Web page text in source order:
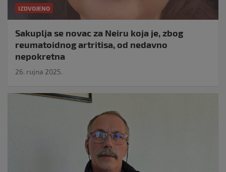
IZDVOJENO
Sakuplja se novac za Neiru koja je, zbog
reumatoidnog artritisa, od nedavno
nepokretna
26. rujna 2025.